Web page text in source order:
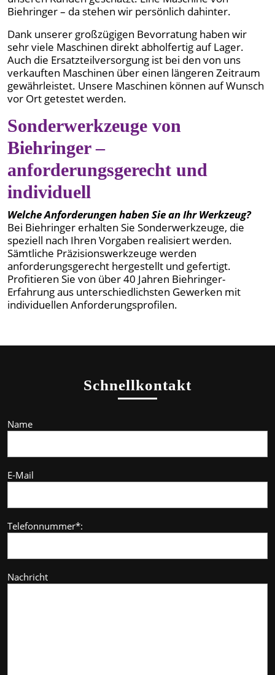
Biehringer – da stehen wir persönlich dahinter.
Dank unserer großzügigen Bevorratung haben wir
sehr viele Maschinen direkt abholfertig auf Lager.
Auch die Ersatzteilversorgung ist bei den von uns
verkauften Maschinen über einen längeren Zeitraum
gewährleistet. Unsere Maschinen können auf Wunsch
vor Ort getestet werden.
Sonderwerkzeuge von
Biehringer –
anforderungsgerecht und
individuell
Welche Anforderungen haben Sie an Ihr Werkzeug?
Bei Biehringer erhalten Sie Sonderwerkzeuge, die
speziell nach Ihren Vorgaben realisiert werden.
Sämtliche Präzisionswerkzeuge werden
anforderungsgerecht hergestellt und gefertigt.
Profitieren Sie von über 40 Jahren Biehringer-
Erfahrung aus unterschiedlichsten Gewerken mit
individuellen Anforderungsprofilen.
Schnellkontakt
Name
E-Mail
Telefonnummer*:
Nachricht